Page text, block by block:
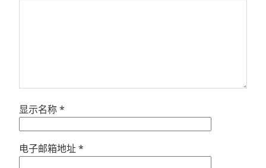
显示名称*
电子邮箱地址*